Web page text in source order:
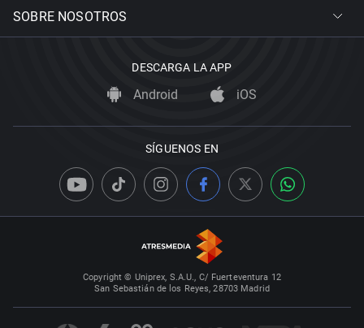
SOBRE NOSOTROS
DESCARGA LA APP
Android iOS
SÍGUENOS EN
Copyright © Uniprex, S.A.U., C/ Fuerteventura 12
San Sebastián de los Reyes, 28703 Madrid